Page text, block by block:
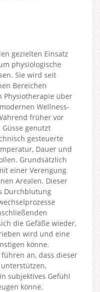
gezielten Einsatz
physiologische
Sie wird seit
Bereichen
Physiotherapie über
Wellness-
früher vor
genutzt
gesteuerte
Dauer und
Grundsätzlich
einer Verengung
Arealen. Dieser
Durchblutung
die Gefäße wieder,
wird und eine
könne.
an, dass dieser
unterstützen,
subjektives Gefühl
könne.